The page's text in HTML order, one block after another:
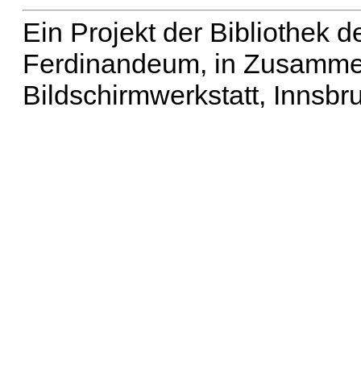
Ein Projekt der Bibliothek
Ferdinandeum, in
Bildschirmwerkstatt,